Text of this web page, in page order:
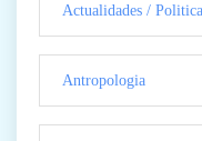
Actualidades / Politica
Antropologia